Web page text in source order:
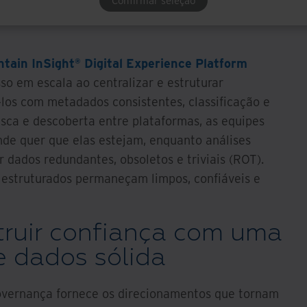
quais as partes interessadas podem confiar e
InSight® Digital Experience Platform
em escala ao centralizar e estruturar
com metadados consistentes, classificação e
e descoberta entre plataformas, as equipes
quer que elas estejam, enquanto análises
redundantes, obsoletos e triviais (ROT).
permaneçam limpos, confiáveis e
confiança com uma
dados sólida
fornece os direcionamentos que tornam